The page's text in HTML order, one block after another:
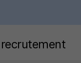
recrutement